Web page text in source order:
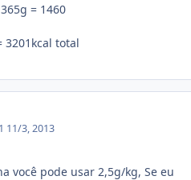
= 1460
3201kcal total
11/3, 2013
você pode usar 2,5g/kg, Se eu